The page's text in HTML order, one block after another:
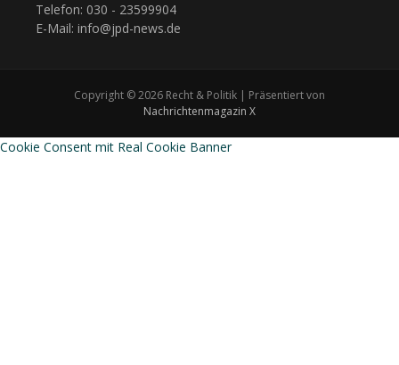
Telefon: 030 - 23599904
E-Mail: info@jpd-news.de
Copyright © 2026 Recht & Politik | Präsentiert von
Nachrichtenmagazin X
Cookie Consent mit Real Cookie Banner